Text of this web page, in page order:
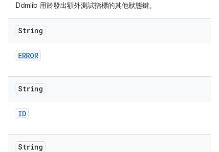
Ddmlib 用於發出額外測試指標的其他狀態鍵。
String
ERROR
String
ID
String